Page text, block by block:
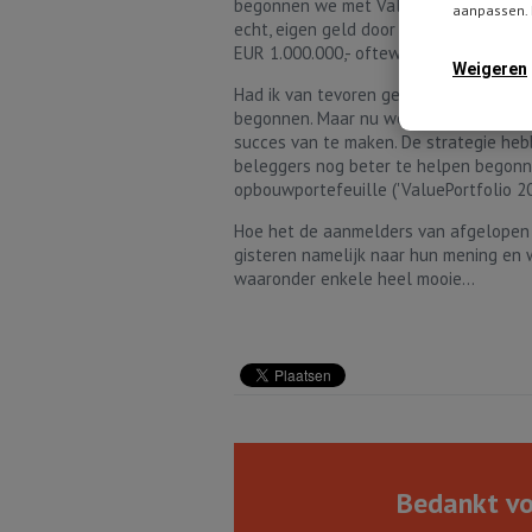
aanpassen.
Weigeren
begonnen we met ValuePortfolio. De
echt, eigen geld door middel van
EUR 1.000.000,- oftewel een miljoen
Had ik van tevoren geweten hoeveel
begonnen. Maar nu we met
succes van te maken. De strategie
beleggers nog beter te helpen
opbouwportefeuille ('ValuePortfolio
Hoe het de aanmelders van
gisteren namelijk naar hun mening
waaronder enkele heel mooie...
Bedankt